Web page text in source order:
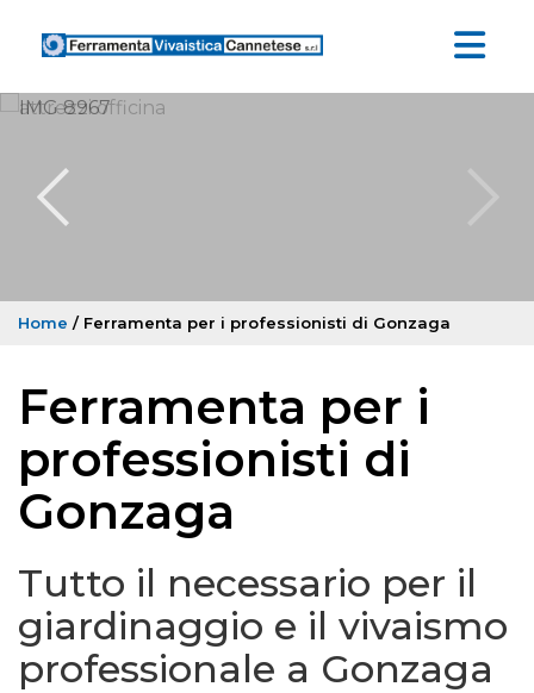
Home / Ferramenta per i professionisti di Gonzaga
Ferramenta per i
professionisti di
Gonzaga
Tutto il necessario per il
giardinaggio e il vivaismo
professionale a Gonzaga